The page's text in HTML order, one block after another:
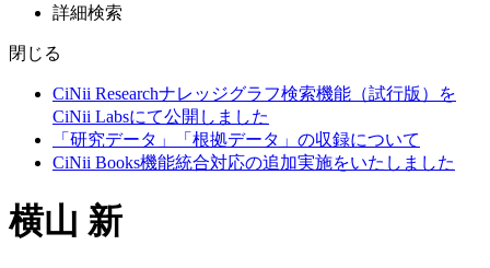
詳細検索
閉じる
CiNii Researchナレッジグラフ検索機能（試行版）を
CiNii Labsにて公開しました
「研究データ」「根拠データ」の収録について
CiNii Books機能統合対応の追加実施をいたしました
横山 新